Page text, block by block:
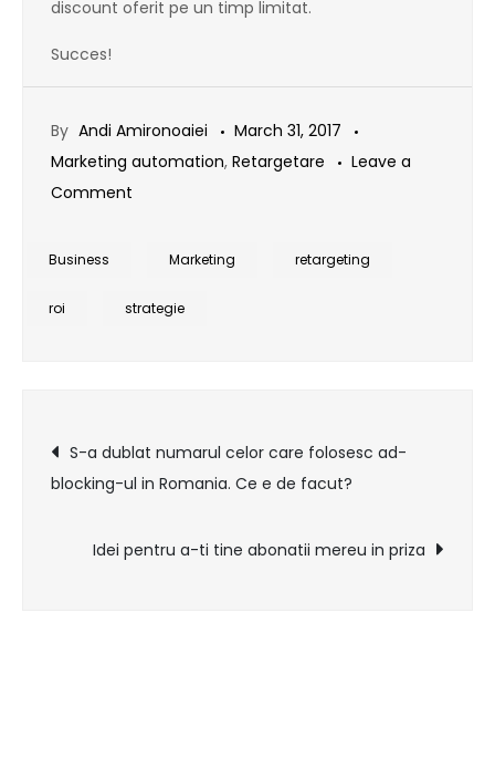
discount oferit pe un timp limitat.
Succes!
By Andi Amironoaiei
March 31, 2017
Marketing automation, Retargetare
Leave a
Comment
sfaturi
un
Business Marketing retargeting
roi strategie
Post
navigation
S-a dublat numarul celor care folosesc ad-
blocking-ul in Romania. Ce e de facut?
Idei pentru a-ti tine abonatii mereu in priza